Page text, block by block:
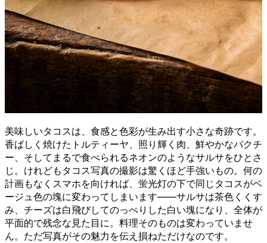
美味しいタコスは、食感と色彩が生み出す小さな奇跡です。
香ばしく焼けたトルティーヤ、照り輝く肉、鮮やかなパクチ
ー、そしてまるで食べられるネオンのようなサルサをひとさ
じ。けれどもタコス写真の撮影は驚くほど手強いもの。何の
計画もなくスマホを向ければ、蛍光灯の下で同じタコスがベ
ージュ色の塊に変わってしまいます——サルサは茶色くくす
み、チーズは白飛びしてのっぺりした白い塊になり、全体が
平面的で残念な見た目に。料理そのものは変わっていませ
ん。ただ写真がその魅力を伝え損ねただけなのです。